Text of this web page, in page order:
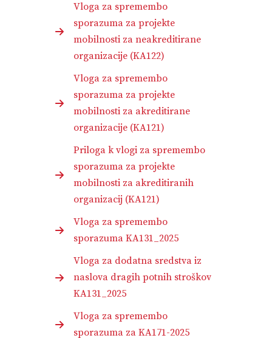
Vloga za spremembo
sporazuma za projekte
mobilnosti za neakreditirane
organizacije (KA122)
Vloga za spremembo
sporazuma za projekte
mobilnosti za akreditirane
organizacije (KA121)
Priloga k vlogi za spremembo
sporazuma za projekte
mobilnosti za akreditiranih
organizacij (KA121)
Vloga za spremembo
sporazuma KA131_2025
Vloga za dodatna sredstva iz
naslova dragih potnih stroškov
KA131_2025
Vloga za spremembo
sporazuma za KA171-2025